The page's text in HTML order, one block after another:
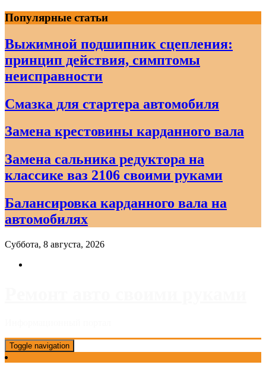
Skip
to
content
Популярные статьи
Выжимной подшипник сцепления:
принцип действия, симптомы
неисправности
Смазка для стартера автомобиля
Замена крестовины карданного вала
Замена сальника редуктора на
классике ваз 2106 своими руками
Балансировка карданного вала на
автомобилях
Суббота, 8 августа, 2026
Toggle navigation